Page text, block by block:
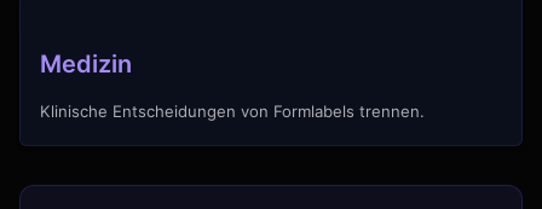
Medizin
Klinische Entscheidungen von Formlabels trennen.